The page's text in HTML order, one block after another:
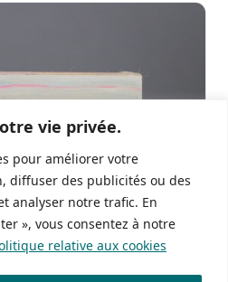
vie privée.
pour améliorer votre
diffuser des publicités ou des
analyser notre trafic. En
», vous consentez à notre
relative aux cookies